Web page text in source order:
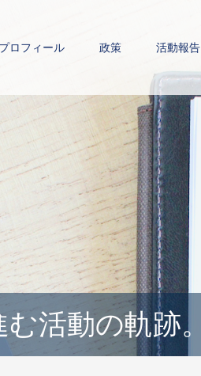
プロフィール 政策 活動報告
活動の軌跡。